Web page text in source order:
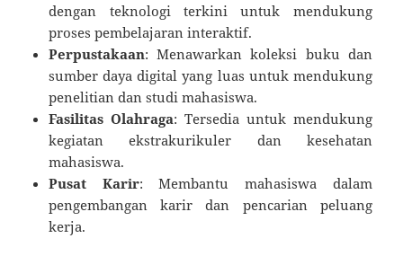
dengan teknologi terkini untuk mendukung
proses pembelajaran interaktif.
Perpustakaan: Menawarkan koleksi buku dan
sumber daya digital yang luas untuk mendukung
penelitian dan studi mahasiswa.
Fasilitas Olahraga: Tersedia untuk mendukung
kegiatan ekstrakurikuler dan kesehatan
mahasiswa.
Pusat Karir: Membantu mahasiswa dalam
pengembangan karir dan pencarian peluang
kerja.